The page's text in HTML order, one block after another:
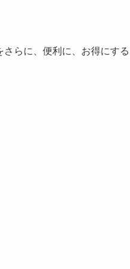
らに、便利に、お得にする